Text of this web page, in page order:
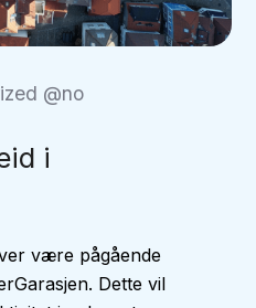
@no
i
være pågående
Dette vil